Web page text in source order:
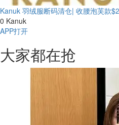
Kanuk 羽绒服断码清仓| 收腰泡芙款
0 Kanuk
APP打开
大家都在抢